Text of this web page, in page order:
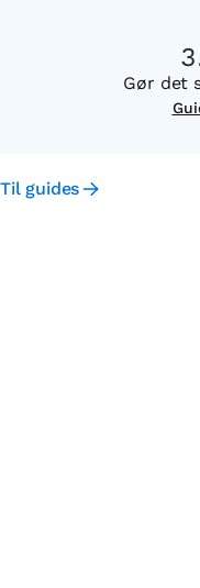
Gør det
Til guides